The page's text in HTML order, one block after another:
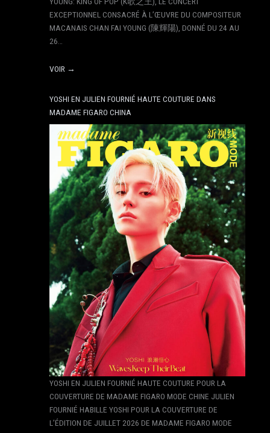
EXCEPTIONNEL CONSACRÉ À L’ŒUVRE DU COMPOSITEUR
MACANAIS CHAN FAI YOUNG (陳輝陽), DONNÉ DU 24 AU
26…
VOIR →
YOSHI EN JULIEN FOURNIÉ HAUTE COUTURE DANS
MADAME FIGARO CHINA
YOSHI EN JULIEN FOURNIÉ HAUTE COUTURE POUR LA
COUVERTURE DE MADAME FIGARO MODE CHINE JULIEN
FOURNIÉ HABILLE YOSHI POUR LA COUVERTURE DE
L’ÉDITION DE JUILLET 2026 DE MADAME FIGARO MODE